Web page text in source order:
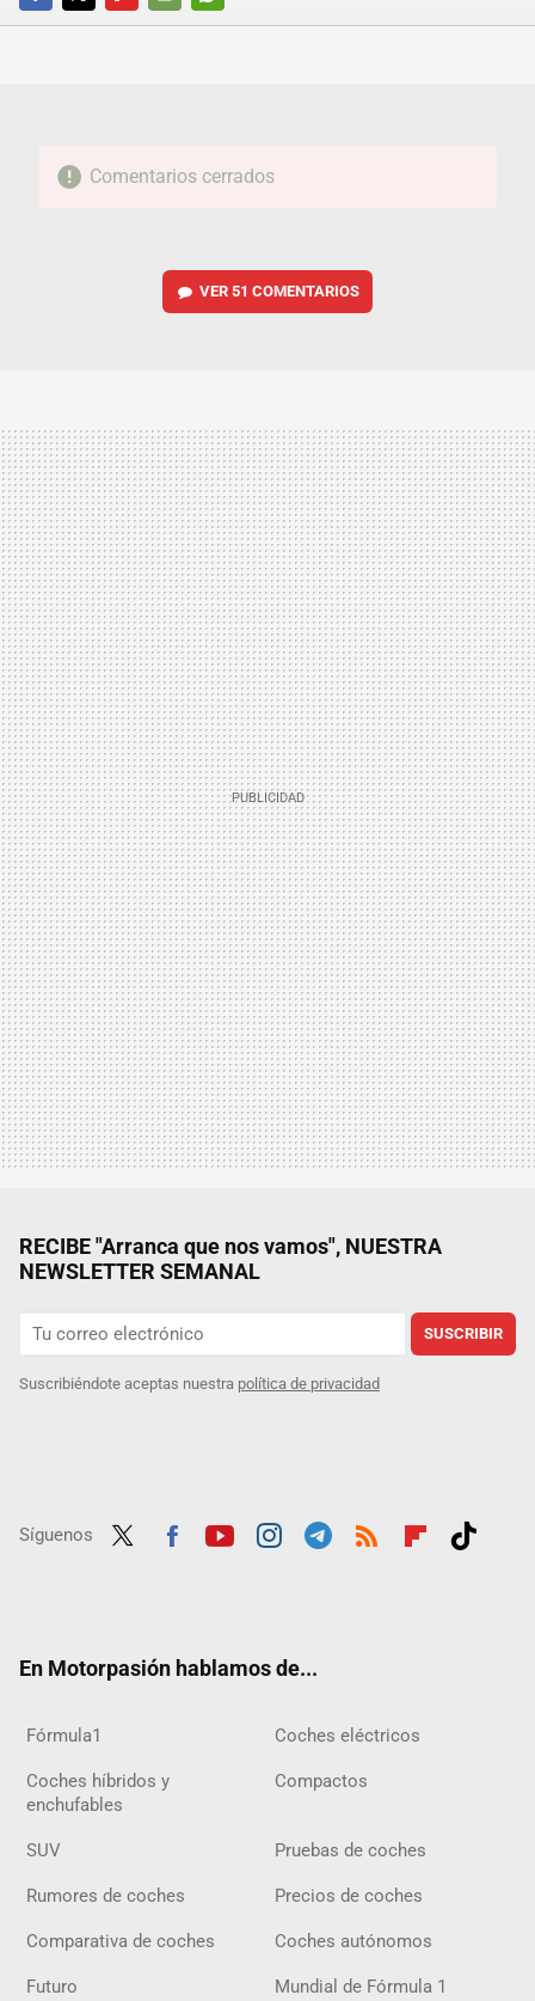
FACEBOOKTWITTERFLIPBOARD
E-
WHATSAPP
Comentarios cerrados
VER 51 COMENTARIOS
RECIBE "Arranca que nos vamos", NUESTRA
NEWSLETTER SEMANAL
SUSCRIBIR
Suscribiéndote aceptas nuestra política de privacidad
Síguenos
En Motorpasión hablamos de...
Fórmula1 Coches eléctricos
Coches híbridos y
enchufables
Compactos
SUV Pruebas de coches
Rumores de coches Precios de coches
Comparativa de coches Coches autónomos
Futuro Mundial de Fórmula 1